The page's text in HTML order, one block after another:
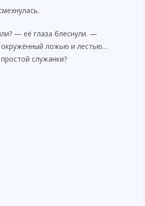
— её глаза блеснули. —
окружённый ложью и лестью…
служанки?